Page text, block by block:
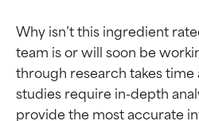
Why isn’t this ingredient
team is or will soon be
through research takes
studies require in-depth
provide the most accurate